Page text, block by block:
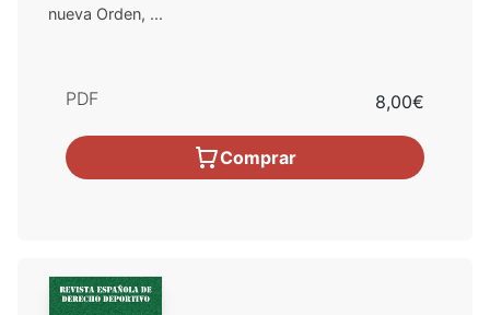
nueva Orden, ...
PDF 8,00€
Comprar